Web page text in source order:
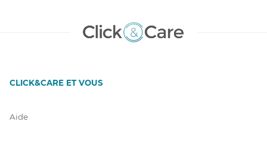
CLICK&CARE ET VOUS
Aide